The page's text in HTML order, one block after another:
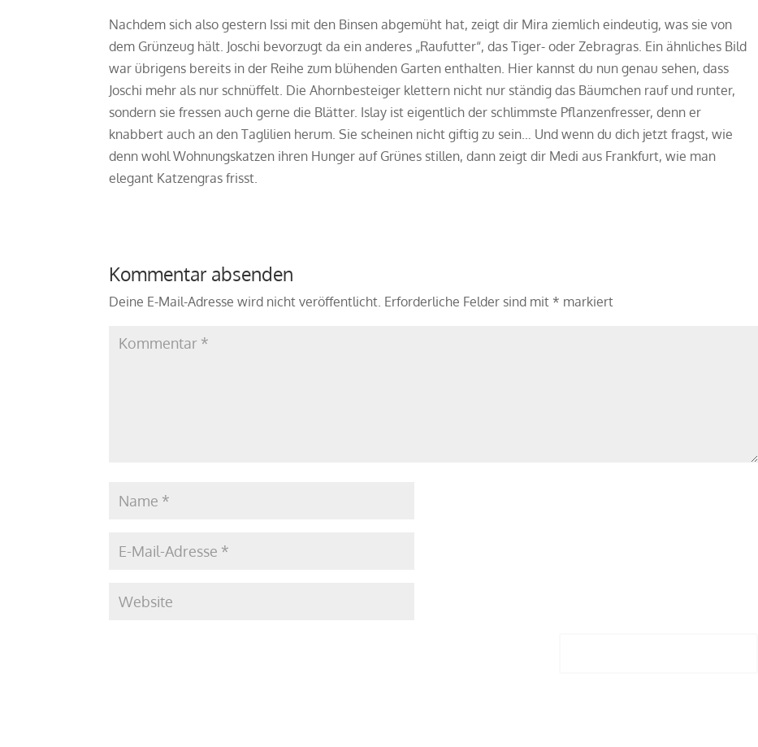
Nachdem sich also gestern Issi mit den Binsen abgemüht hat, zeigt dir Mira ziemlich eindeutig, was sie von
dem Grünzeug hält. Joschi bevorzugt da ein anderes „Raufutter“, das Tiger- oder Zebragras. Ein ähnliches Bild
war übrigens bereits in der Reihe zum blühenden Garten enthalten. Hier kannst du nun genau sehen, dass
Joschi mehr als nur schnüffelt. Die Ahornbesteiger klettern nicht nur ständig das Bäumchen rauf und runter,
sondern sie fressen auch gerne die Blätter. Islay ist eigentlich der schlimmste Pflanzenfresser, denn er
knabbert auch an den Taglilien herum. Sie scheinen nicht giftig zu sein… Und wenn du dich jetzt fragst, wie
denn wohl Wohnungskatzen ihren Hunger auf Grünes stillen, dann zeigt dir Medi aus Frankfurt, wie man
elegant Katzengras frisst.
Kommentar absenden
Deine E-Mail-Adresse wird nicht veröffentlicht. Erforderliche Felder sind mit * markiert